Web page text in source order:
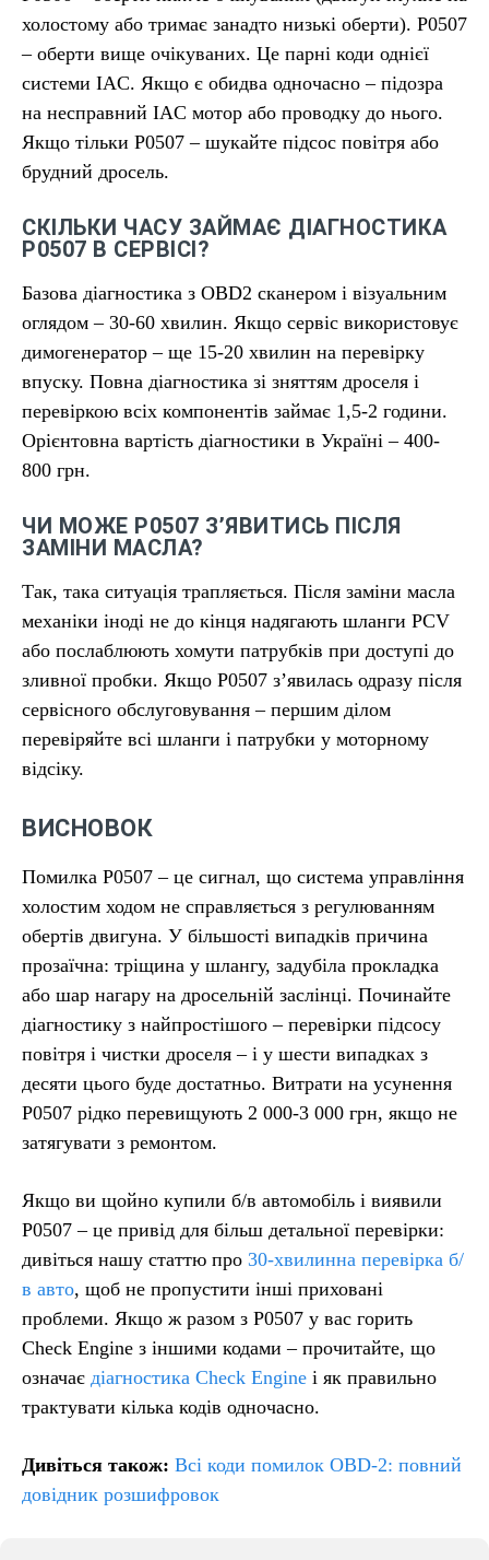
холостому або тримає занадто низькі оберти). P0507
– оберти вище очікуваних. Це парні коди однієї
системи IAC. Якщо є обидва одночасно – підозра
на несправний IAC мотор або проводку до нього.
Якщо тільки P0507 – шукайте підсос повітря або
брудний дросель.
СКІЛЬКИ ЧАСУ ЗАЙМАЄ ДІАГНОСТИКА
P0507 В СЕРВІСІ?
Базова діагностика з OBD2 сканером і візуальним
оглядом – 30-60 хвилин. Якщо сервіс використовує
димогенератор – ще 15-20 хвилин на перевірку
впуску. Повна діагностика зі зняттям дроселя і
перевіркою всіх компонентів займає 1,5-2 години.
Орієнтовна вартість діагностики в Україні – 400-
800 грн.
ЧИ МОЖЕ P0507 З’ЯВИТИСЬ ПІСЛЯ
ЗАМІНИ МАСЛА?
Так, така ситуація трапляється. Після заміни масла
механіки іноді не до кінця надягають шланги PCV
або послаблюють хомути патрубків при доступі до
зливної пробки. Якщо P0507 з’явилась одразу після
сервісного обслуговування – першим ділом
перевіряйте всі шланги і патрубки у моторному
відсіку.
ВИСНОВОК
Помилка P0507 – це сигнал, що система управління
холостим ходом не справляється з регулюванням
обертів двигуна. У більшості випадків причина
прозаїчна: тріщина у шлангу, задубіла прокладка
або шар нагару на дросельній заслінці. Починайте
діагностику з найпростішого – перевірки підсосу
повітря і чистки дроселя – і у шести випадках з
десяти цього буде достатньо. Витрати на усунення
P0507 рідко перевищують 2 000-3 000 грн, якщо не
затягувати з ремонтом.
Якщо ви щойно купили б/в автомобіль і виявили
P0507 – це привід для більш детальної перевірки:
дивіться нашу статтю про 30-хвилинна перевірка б/
в авто, щоб не пропустити інші приховані
проблеми. Якщо ж разом з P0507 у вас горить
Check Engine з іншими кодами – прочитайте, що
означає діагностика Check Engine і як правильно
трактувати кілька кодів одночасно.
Дивіться також: Всі коди помилок OBD-2: повний
довідник розшифровок